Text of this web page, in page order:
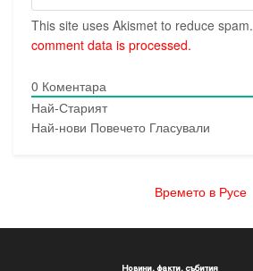
This site uses Akismet to reduce spam.
comment data is processed.
0 Коментара
Най-Старият
Най-нови Повечето Гласували
Времето в Русе